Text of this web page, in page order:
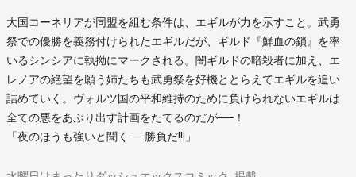
大国コーネリアが同盟を組む条件は、エギルが力を示すこと。武勇
祭での優勝を義務付けられたエギルだが、ギルド『鮮血の鎖』を率
いるシンシアに執拗にマークされる。闇ギルドの暗殺者に加え、エ
レノアの絶望を願う姉たちも武勇祭を好機ととらえてエギルを追い
詰めていく。ヴォルツ国の平和維持のために負けられないエギルは
全ての悪をあぶり出す計画をたてるのだが──！
「夜のほうも強いと聞く──勝負だ!!!」